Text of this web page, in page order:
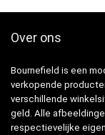
Over ons
Bournefield is een
verkopende
verschillende
geld. Alle
respectievelijke